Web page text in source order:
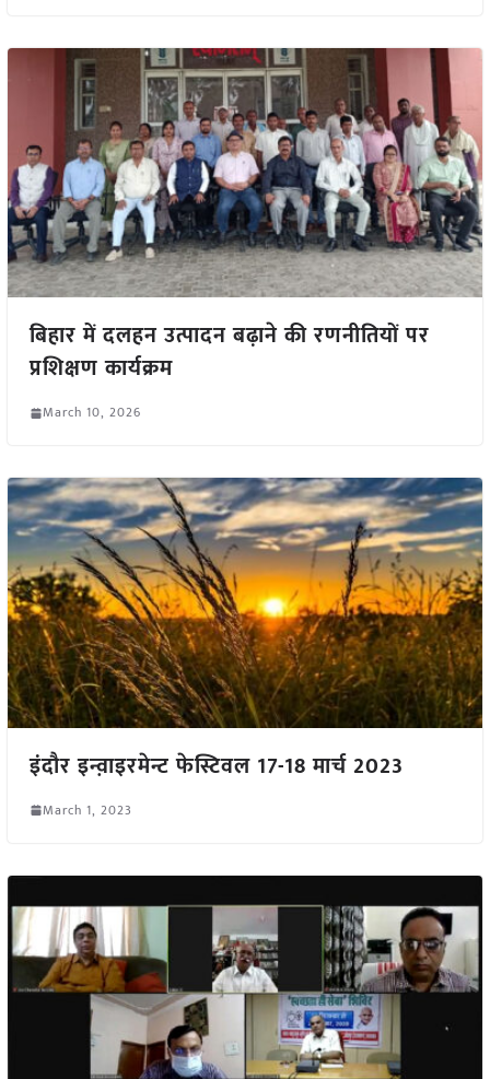
बिहार में दलहन उत्पादन बढ़ाने की रणनीतियों पर
प्रशिक्षण कार्यक्रम
March 10, 2026
इंदौर इन्व़ाइरमेन्ट फेस्टिवल 17-18 मार्च 2023
March 1, 2023